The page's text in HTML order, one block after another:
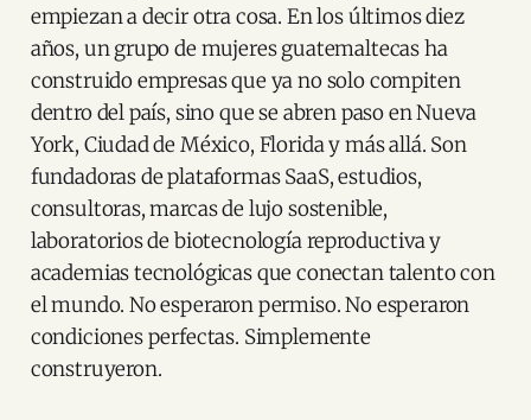
empiezan a decir otra cosa. En los últimos diez
años, un grupo de mujeres guatemaltecas ha
construido empresas que ya no solo compiten
dentro del país, sino que se abren paso en Nueva
York, Ciudad de México, Florida y más allá. Son
fundadoras de plataformas SaaS, estudios,
consultoras, marcas de lujo sostenible,
laboratorios de biotecnología reproductiva y
academias tecnológicas que conectan talento con
el mundo. No esperaron permiso. No esperaron
condiciones perfectas. Simplemente
construyeron.